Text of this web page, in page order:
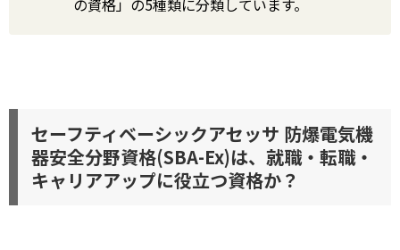
の資格」の5種類に分類しています。
セーフティベーシックアセッサ 防爆電気機
器安全分野資格(SBA-Ex)は、就職・転職・
キャリアアップに役立つ資格か？